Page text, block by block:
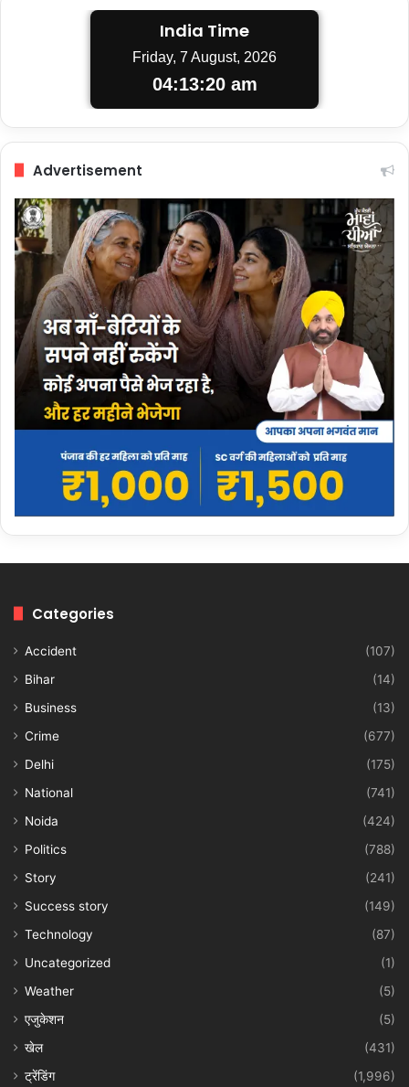
India Time
Friday, 7 August, 2026
04:13:21 am
Advertisement
Categories
Accident
(107)
Bihar
(14)
Business
(13)
Crime
(677)
Delhi
(175)
National
(741)
Noida
(424)
Politics
(788)
Story
(241)
Success story
(149)
Technology
(87)
Uncategorized
(1)
Weather
(5)
एजुकेशन
(5)
खेल
(431)
ट्रेंडिंग
(1,996)